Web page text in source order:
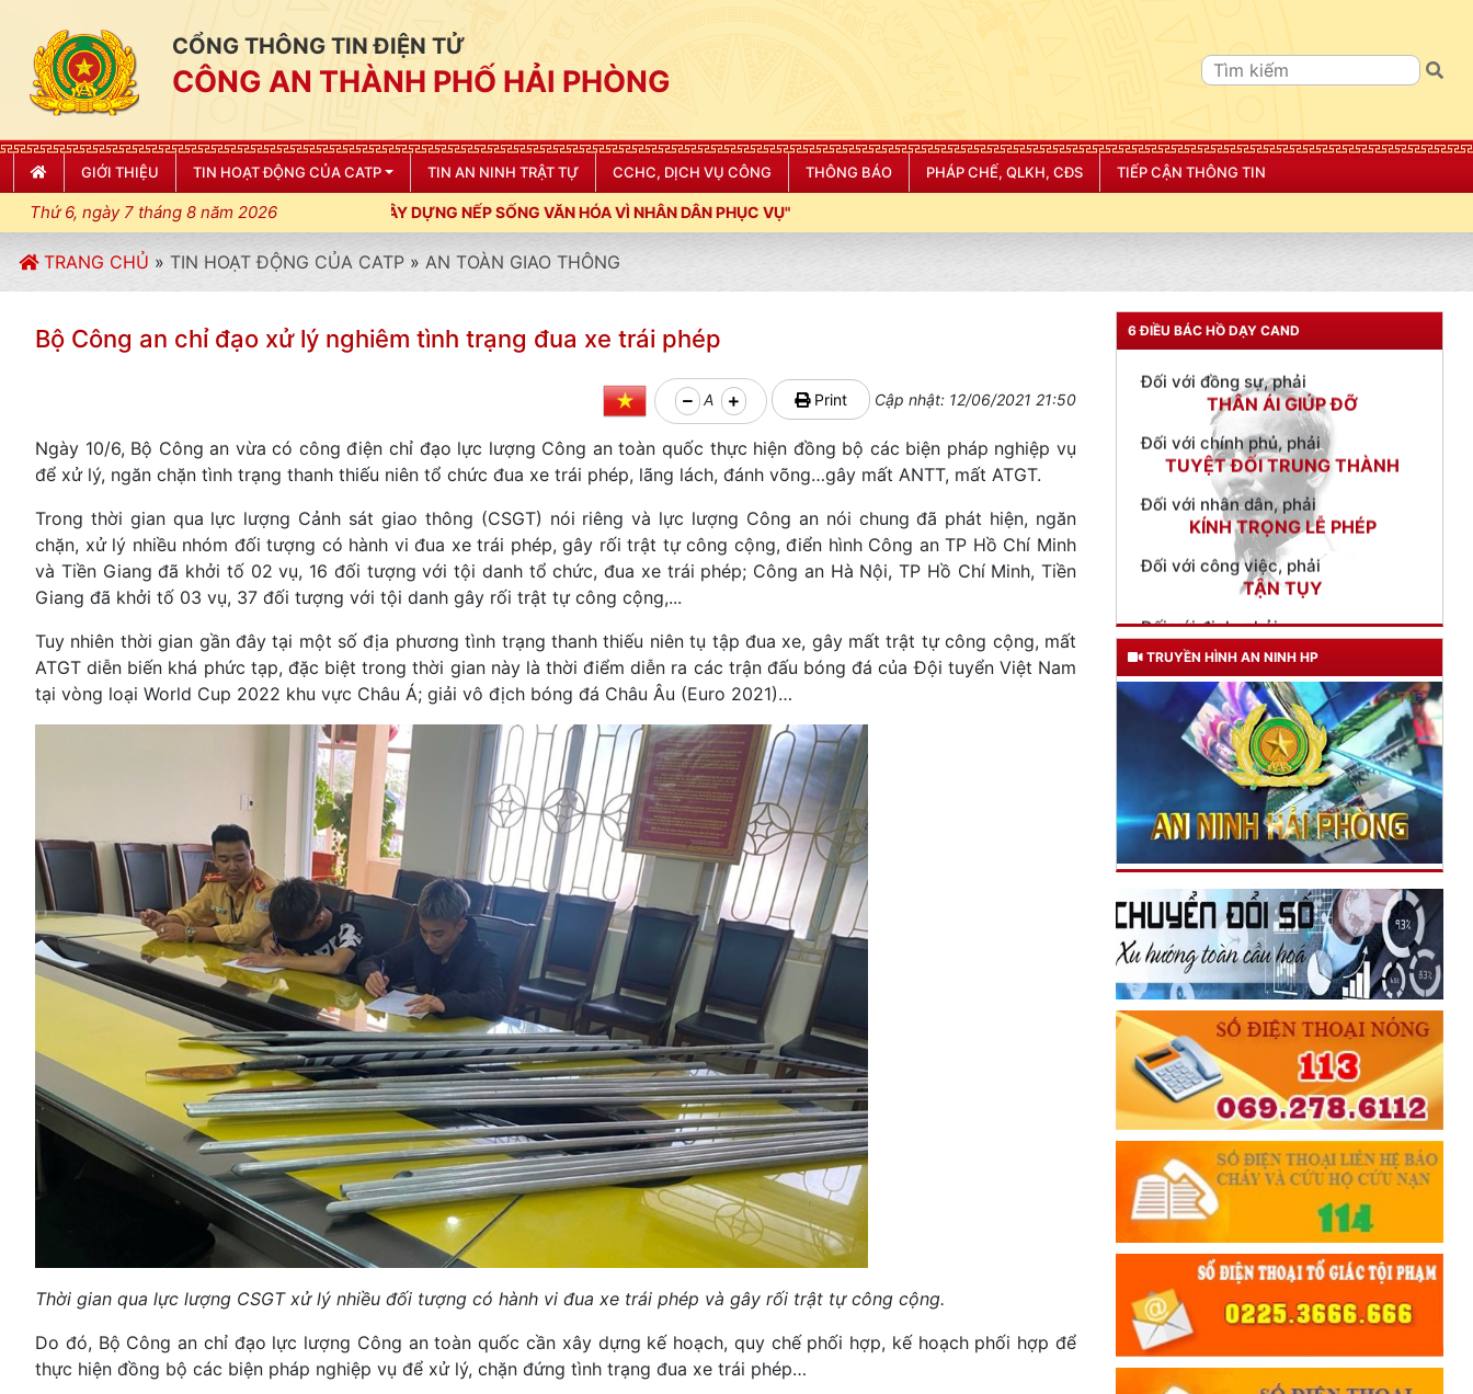
CỔNG THÔNG TIN ĐIỆN TỬ
CÔNG AN THÀNH PHỐ HẢI PHÒNG
GIỚI THIỆU TIN HOẠT ĐỘNG CỦA CATP TIN AN NINH TRẬT TỰ CCHC, DỊCH VỤ CÔNG THÔNG BÁO PHÁP CHẾ, QLKH, CĐS TIẾP CẬN THÔNG TIN
Thứ 6, ngày 7 tháng 8 năm 2026
ĐIỀU LỆNH; XÂY DỰNG NẾP SỐNG VĂN HÓA VÌ NHÂN DÂN PHỤC VỤ"
TRANG CHỦ » TIN HOẠT ĐỘNG CỦA CATP » AN TOÀN GIAO THÔNG
Bộ Công an chỉ đạo xử lý nghiêm tình trạng đua xe trái phép
A Print Cập nhật: 12/06/2021 21:50
Ngày 10/6, Bộ Công an vừa có công điện chỉ đạo lực lượng Công an toàn quốc thực hiện đồng bộ các biện pháp nghiệp vụ
để xử lý, ngăn chặn tình trạng thanh thiếu niên tổ chức đua xe trái phép, lãng lách, đánh võng…gây mất ANTT, mất ATGT.
Trong thời gian qua lực lượng Cảnh sát giao thông (CSGT) nói riêng và lực lượng Công an nói chung đã phát hiện, ngăn
chặn, xử lý nhiều nhóm đối tượng có hành vi đua xe trái phép, gây rối trật tự công cộng, điển hình Công an TP Hồ Chí Minh
và Tiền Giang đã khởi tố 02 vụ, 16 đối tượng với tội danh tổ chức, đua xe trái phép; Công an Hà Nội, TP Hồ Chí Minh, Tiền
Giang đã khởi tố 03 vụ, 37 đối tượng với tội danh gây rối trật tự công cộng,...
Tuy nhiên thời gian gần đây tại một số địa phương tình trạng thanh thiếu niên tụ tập đua xe, gây mất trật tự công cộng, mất
ATGT diễn biến khá phức tạp, đặc biệt trong thời gian này là thời điểm diễn ra các trận đấu bóng đá của Đội tuyển Việt Nam
tại vòng loại World Cup 2022 khu vực Châu Á; giải vô địch bóng đá Châu Âu (Euro 2021)…
Thời gian qua lực lượng CSGT xử lý nhiều đối tượng có hành vi đua xe trái phép và gây rối trật tự công cộng.
Do đó, Bộ Công an chỉ đạo lực lượng Công an toàn quốc cần xây dựng kế hoạch, quy chế phối hợp, kế hoạch phối hợp để
thực hiện đồng bộ các biện pháp nghiệp vụ để xử lý, chặn đứng tình trạng đua xe trái phép…
6 ĐIỀU BÁC HỒ DẠY CAND
TƯ CÁCH
NGƯỜI CÔNG AN CÁCH MỆNH LÀ:
Đối với tự mình, phải
THÂN ÁI GIÚP ĐỠ
TUYỆT ĐỐI TRUNG THÀNH
Đối với nhân dân, phải
KÍNH TRỌNG LỄ PHÉP
Đối với công việc, phải
TẬN TỤY
Đối với địch, phải
CƯƠNG QUYẾT, KHÔN KHÉO
gửi Công an Khu XII,
ngày 11 tháng 3 năm 1948.
TRUYỀN HÌNH AN NINH HP